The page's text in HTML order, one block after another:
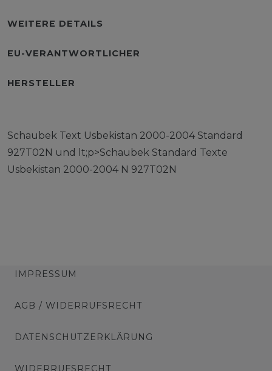
WEITERE DETAILS
EU-VERANTWORTLICHER
HERSTELLER
Schaubek Text Usbekistan 2000-2004 Standard
927T02N und lt;p>Schaubek Standard Texte
Usbekistan 2000-2004 N 927T02N
IMPRESSUM
AGB / WIDERRUFSRECHT
DATENSCHUTZERKLÄRUNG
WIDERRUFSRECHT